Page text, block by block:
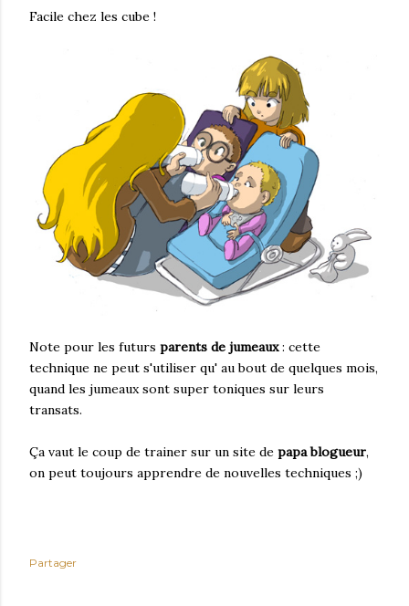
Facile chez les cube !
Note pour les futurs parents de jumeaux: cette
technique ne peut s'utiliser qu' au bout de quelques mois,
quand les jumeaux sont super toniques sur leurs
transats.
Ça vaut le coup de trainer sur un site de papa blogueur,
on peut toujours apprendre de nouvelles techniques ;)
Partager